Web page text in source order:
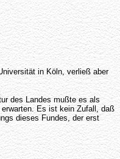
in Köln, verließ aber
des Landes mußte es als
erwarten. Es ist kein Zufall, daß
dieses Fundes, der erst